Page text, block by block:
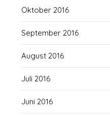
Oktober 2016
September 2016
August 2016
Juli 2016
Juni 2016